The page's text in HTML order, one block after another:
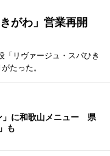
がわ」営業再開
「リヴァージュ・スパひき
たった。
」に和歌山メニュー 県
も